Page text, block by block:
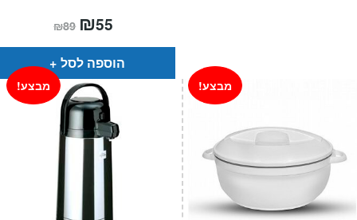
₪89 המחיר
המקורי
היה:
₪89.
₪55
הוא:
הוספה לסל
מבצע! מבצע!